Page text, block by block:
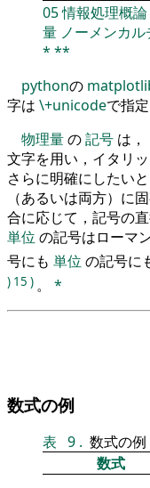
05情報処理概論
量 ノーメンカル
* **
pythonの
字は \+unicodeで指定
物理量の記号 は，
文字を用い，イタリ
さらに明確にしたい
（あるいは両方）に
合に応じて，記号の
単位 の記号はローマ
号にも 単位 の記号に
) 15 ) 。 *
数式の例
表 9 . 数式の例
数式